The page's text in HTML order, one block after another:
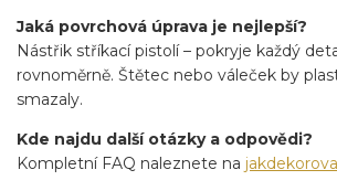
Jaká povrchová úprava je nejlepší?
Nástřik stříkací pistolí – pokryje každý
rovnoměrně. Štětec nebo váleček by
smazaly.
Kde najdu další otázky a odpovědi?
Kompletní FAQ naleznete na